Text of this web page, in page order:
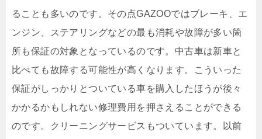
ることも多いのです。その点GAZOOではブレーキ、エ
ンジン、ステアリングなどの最も消耗や故障が多い箇
所も保証の対象となっているのです。中古車は新車と
比べても故障する可能性が高くなります。こういった
保証がしっかりとついている車を購入したほうが後々
かかるかもしれない修理費用を押さえることができる
のです。クリーニングサービスもついています。以前